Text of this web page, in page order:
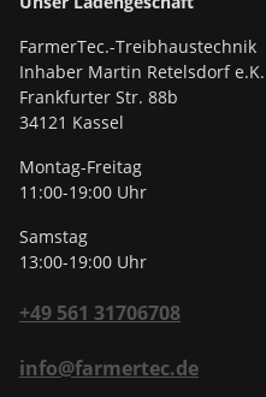
FarmerTec.-Treibhaustechnik
Inhaber Martin Retelsdorf e.K.
Frankfurter Str. 88b
34121 Kassel
Montag-Freitag
11:00-19:00 Uhr
Samstag
13:00-19:00 Uhr
+49 561 31706708
info@farmertec.de